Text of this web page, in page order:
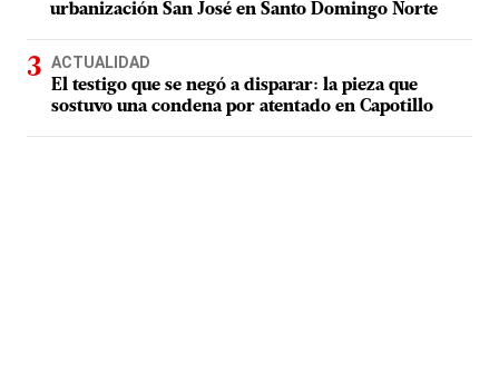
urbanización San José en Santo Domingo Norte
ACTUALIDAD
El testigo que se negó a disparar: la pieza que
sostuvo una condena por atentado en Capotillo